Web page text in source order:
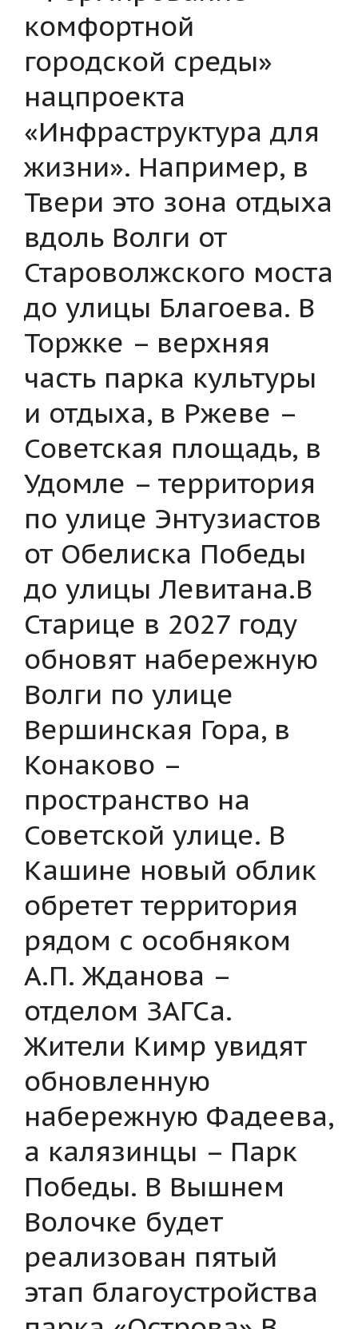
комфортной
городской среды»
нацпроекта
«Инфраструктура для
жизни». Например, в
Твери это зона отдыха
вдоль Волги от
Староволжского моста
до улицы Благоева. В
Торжке – верхняя
часть парка культуры
и отдыха, в Ржеве –
Советская площадь, в
Удомле – территория
по улице Энтузиастов
от Обелиска Победы
до улицы Левитана.В
Старице в 2027 году
обновят набережную
Волги по улице
Вершинская Гора, в
Конаково –
пространство на
Советской улице. В
Кашине новый облик
обретет территория
рядом с особняком
А.П. Жданова –
отделом ЗАГСа.
Жители Кимр увидят
обновленную
набережную Фадеева,
а калязинцы – Парк
Победы. В Вышнем
Волочке будет
реализован пятый
этап благоустройства